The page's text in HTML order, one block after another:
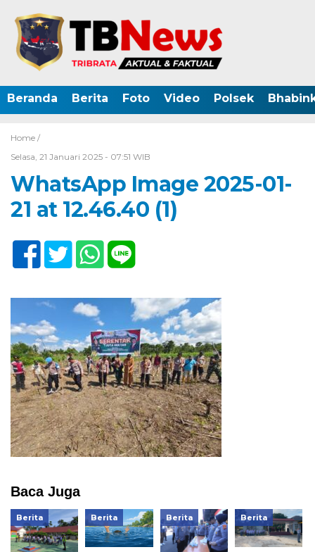
Beranda Berita Foto Video Polsek
Home /
Selasa, 21 Januari 2025 - 07:51 WIB
WhatsApp Image 2025-01-
21 at 12.46.40 (1)
Baca Juga
Berita Berita Berita Berita